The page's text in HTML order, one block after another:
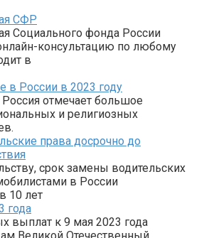
СФР
Социального фонда России
консультацию по любому
в
в России в 2023 году
Россия отмечает большое
и религиозных
права досрочно до
срок замены водительских
в России
10 лет
года
выплат к 9 мая 2023 года